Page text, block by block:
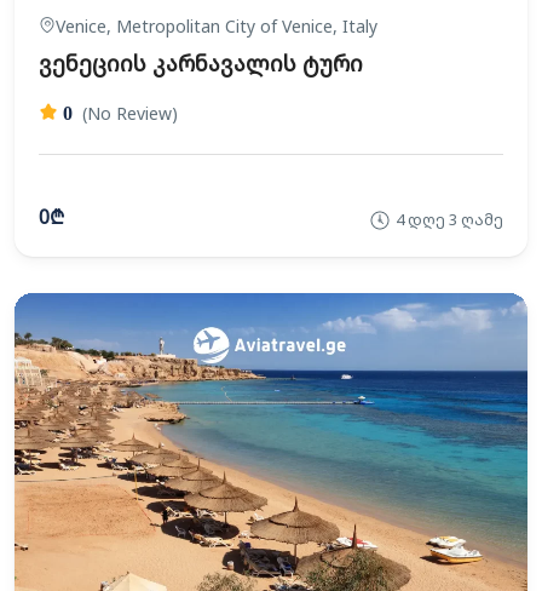
Venice, Metropolitan City of Venice, Italy
ვენეციის კარნავალის ტური
0 (No Review)
0₾ 4 დღე 3 ღამე